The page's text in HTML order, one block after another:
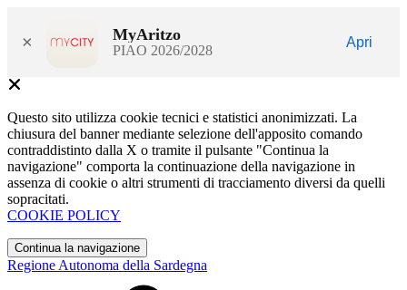
× MyAritzo
PIAO 2026/2028
Apri
Questo sito utilizza cookie tecnici e statistici anonimizzati. La
chiusura del banner mediante selezione dell'apposito comando
contraddistinto dalla X o tramite il pulsante "Continua la
navigazione" comporta la continuazione della navigazione in
assenza di cookie o altri strumenti di tracciamento diversi da quelli
sopracitati.
COOKIE POLICY
Continua la navigazione
Regione Autonoma della Sardegna